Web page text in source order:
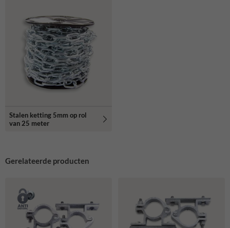
Stalen ketting 5mm op rol
van 25 meter
Gerelateerde producten